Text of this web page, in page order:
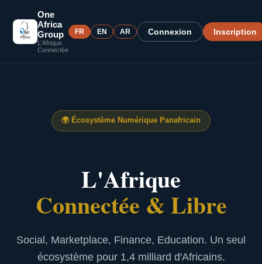
One
Africa
Group
L'Afrique
Connectée
FR EN AR Connexion Inscription
🌍 Écosystème Numérique Panafricain
L'Afrique
Connectée & Libre
Social, Marketplace, Finance, Education. Un seul
écosystème pour 1,4 milliard d'Africains.